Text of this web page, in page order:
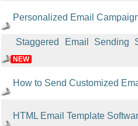
Personalized Email
Staggered Email Sending
NEW
How to Send Customized
HTML Email Template